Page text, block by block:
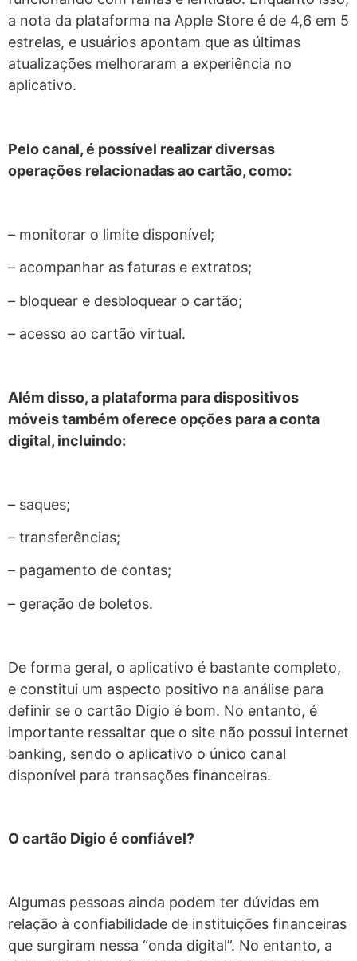
a nota da plataforma na Apple Store é de 4,6 em 5
estrelas, e usuários apontam que as últimas
atualizações melhoraram a experiência no
aplicativo.
Pelo canal, é possível realizar diversas
operações relacionadas ao cartão, como:
– monitorar o limite disponível;
– acompanhar as faturas e extratos;
– bloquear e desbloquear o cartão;
– acesso ao cartão virtual.
Além disso, a plataforma para dispositivos
móveis também oferece opções para a conta
digital, incluindo:
– saques;
– transferências;
– pagamento de contas;
– geração de boletos.
De forma geral, o aplicativo é bastante completo,
e constitui um aspecto positivo na análise para
definir se o cartão Digio é bom. No entanto, é
importante ressaltar que o site não possui internet
banking, sendo o aplicativo o único canal
disponível para transações financeiras.
O cartão Digio é confiável?
Algumas pessoas ainda podem ter dúvidas em
relação à confiabilidade de instituições financeiras
que surgiram nessa “onda digital”. No entanto, a